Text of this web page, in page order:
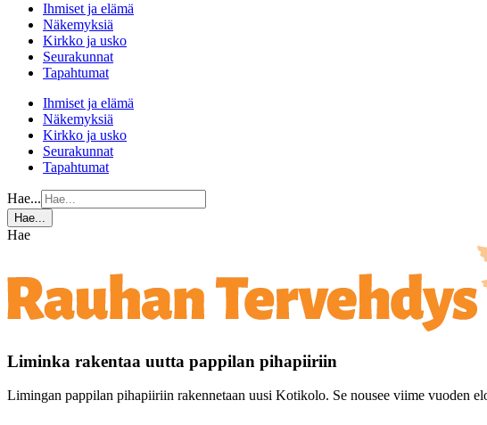
Ihmiset ja elämä
Näkemyksiä
Kirkko ja usko
Seurakunnat
Tapahtumat
Ihmiset ja elämä
Näkemyksiä
Kirkko ja usko
Seurakunnat
Tapahtumat
Hae...
Hae...
Hae
Liminka rakentaa uutta pappilan pihapiiriin
Limingan pappilan pihapiiriin rakennetaan uusi Kotikolo. Se nousee viime vuoden